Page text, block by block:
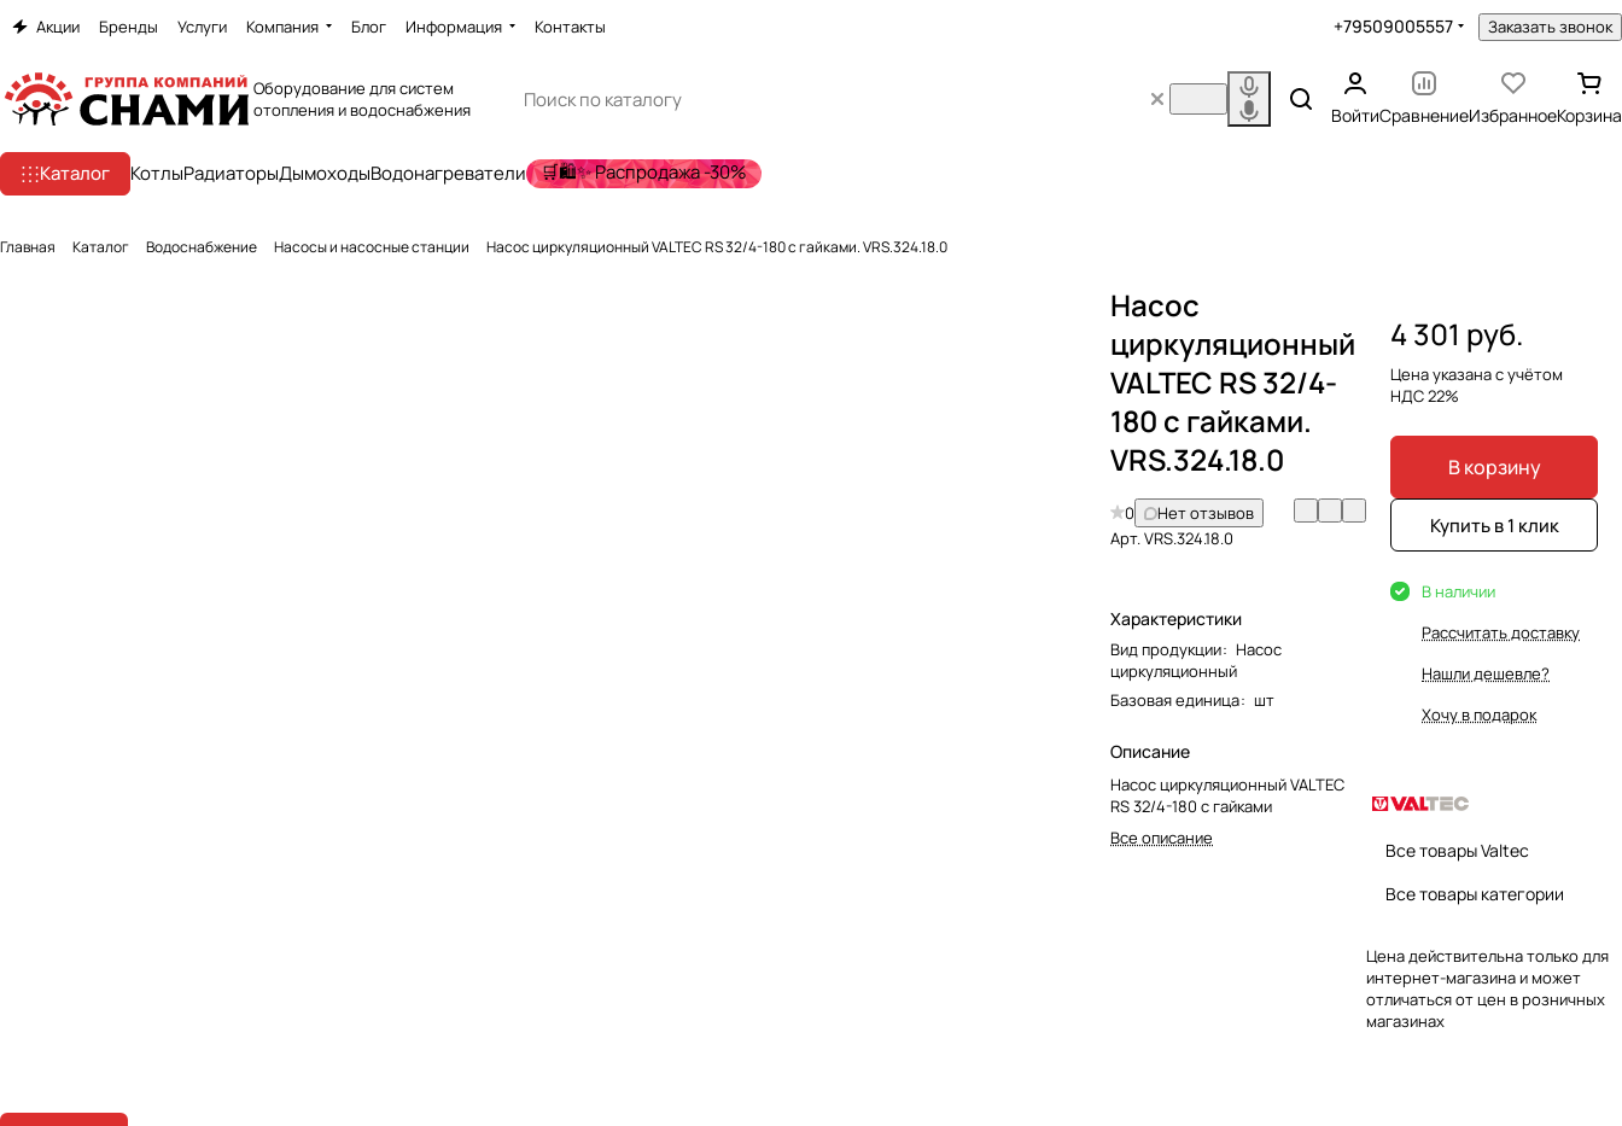
Акции Бренды Услуги Компания Блог Информация Контакты +79509005557 Заказать звонок
Оборудование для систем
отопления и водоснабжения
ВойтиСравнениеИзбранноеКорзина
Каталог КотлыРадиаторыДымоходыВодонагреватели 🛒🛍️✨ Распродажа -30%
Главная Каталог Водоснабжение Насосы и насосные станции Насос циркуляционный VALTEC RS 32/4-180 с гайками. VRS.324.18.0
Насос
циркуляционный
VALTEC RS 32/4-
180 с гайками.
VRS.324.18.0
0
Нет отзывов
Арт.VRS.324.18.0
Характеристики
Вид продукции: Насос
циркуляционный
Базовая единица: шт
Описание
Насос циркуляционный VALTEC
RS 32/4-180 с гайками
Все описание
4 301 руб.
Цена указана с учётом
НДС 22%
В корзину
Купить в 1 клик
В наличии
Рассчитать доставку
Нашли дешевле?
Хочу в подарок
Все товары Valtec
Все товары категории
Цена действительна только для
интернет-магазина и может
отличаться от цен в розничных
магазинах